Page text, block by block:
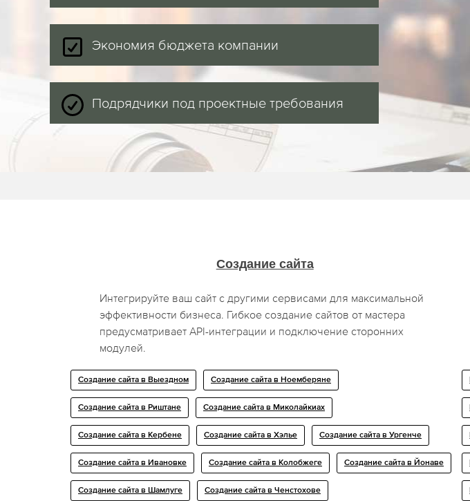
Экономия бюджета компании
Подрядчики под проектные требования
Создание сайта
Интегрируйте ваш сайт с другими сервисами для максимальной
эффективности бизнеса. Гибкое создание сайтов от мастера
предусматривает API-интеграции и подключение сторонних
модулей.
Создание сайта в Выездном Создание сайта в Ноемберяне
Создание сайта в Риштане Создание сайта в Миколайкиах
Создание сайта в Кербене Создание сайта в Хэлье Создание сайта в Ургенче
Создание сайта в Ивановке Создание сайта в Колобжеге Создание сайта в Йонаве
Создание сайта в Шамлуге Создание сайта в Ченстохове